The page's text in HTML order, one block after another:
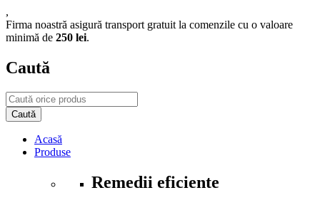
,
Firma noastră asigură transport gratuit la comenzile cu o valoare
minimă de 250 lei.
Caută
Acasă
Produse
Remedii eficiente